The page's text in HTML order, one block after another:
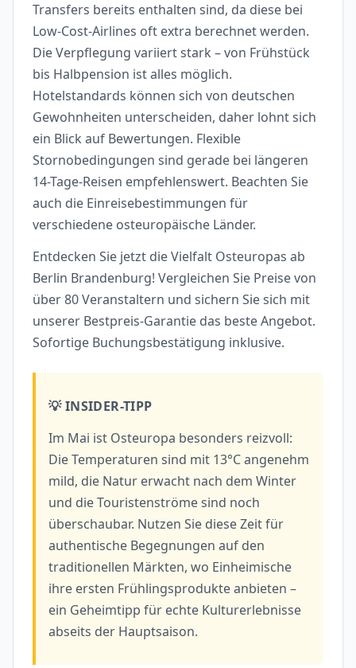
Transfers bereits enthalten sind, da diese bei
Low-Cost-Airlines oft extra berechnet werden.
Die Verpflegung variiert stark – von Frühstück
bis Halbpension ist alles möglich.
Hotelstandards können sich von deutschen
Gewohnheiten unterscheiden, daher lohnt sich
ein Blick auf Bewertungen. Flexible
Stornobedingungen sind gerade bei längeren
14-Tage-Reisen empfehlenswert. Beachten Sie
auch die Einreisebestimmungen für
verschiedene osteuropäische Länder.
Entdecken Sie jetzt die Vielfalt Osteuropas ab
Berlin Brandenburg! Vergleichen Sie Preise von
über 80 Veranstaltern und sichern Sie sich mit
unserer Bestpreis-Garantie das beste Angebot.
Sofortige Buchungsbestätigung inklusive.
💡 INSIDER-TIPP
Im Mai ist Osteuropa besonders reizvoll:
Die Temperaturen sind mit 13°C angenehm
mild, die Natur erwacht nach dem Winter
und die Touristenströme sind noch
überschaubar. Nutzen Sie diese Zeit für
authentische Begegnungen auf den
traditionellen Märkten, wo Einheimische
ihre ersten Frühlingsprodukte anbieten –
ein Geheimtipp für echte Kulturerlebnisse
abseits der Hauptsaison.